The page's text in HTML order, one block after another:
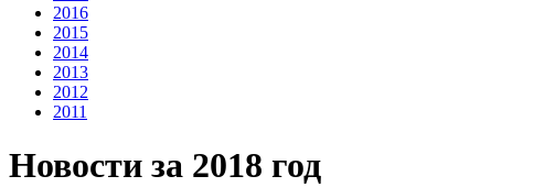
2016
2015
2014
2013
2012
2011
Новости за 2018 год